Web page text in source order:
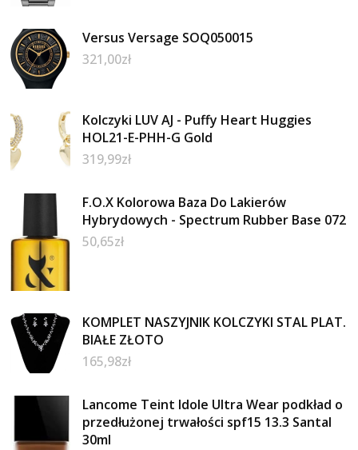
Versus Versage SOQ050015
321,00zł
Kolczyki LUV AJ - Puffy Heart Huggies
HOL21-E-PHH-G Gold
319,99zł
F.O.X Kolorowa Baza Do Lakierów
Hybrydowych - Spectrum Rubber Base 072
50,65zł
KOMPLET NASZYJNIK KOLCZYKI STAL PLAT.
BIAŁE ZŁOTO
165,98zł
Lancome Teint Idole Ultra Wear podkład o
przedłużonej trwałości spf15 13.3 Santal
30ml